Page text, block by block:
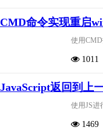
CMD命令实现重启
使用
1011
JavaScript返回到上
使用JS进
1469